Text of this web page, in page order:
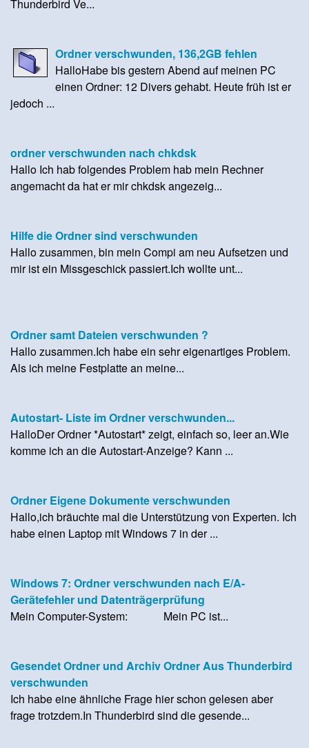
Thunderbird Ve...
Ordner verschwunden, 136,2GB fehlen
HalloHabe bis gestern Abend auf meinen PC
einen Ordner: 12 Divers gehabt. Heute früh ist er
jedoch ...
ordner verschwunden nach chkdsk
Hallo Ich hab folgendes Problem hab mein Rechner
angemacht da hat er mir chkdsk angezeig...
Hilfe die Ordner sind verschwunden
Hallo zusammen, bin mein Compi am neu Aufsetzen und
mir ist ein Missgeschick passiert.Ich wollte unt...
Ordner samt Dateien verschwunden ?
Hallo zusammen.Ich habe ein sehr eigenartiges Problem.
Als ich meine Festplatte an meine...
Autostart- Liste im Ordner verschwunden...
HalloDer Ordner *Autostart* zeigt, einfach so, leer an.Wie
komme ich an die Autostart-Anzeige? Kann ...
Ordner Eigene Dokumente verschwunden
Hallo,ich bräuchte mal die Unterstützung von Experten. Ich
habe einen Laptop mit Windows 7 in der ...
Windows 7: Ordner verschwunden nach E/A-
Gerätefehler und Datenträgerprüfung
Mein Computer-System: Mein PC ist...
Gesendet Ordner und Archiv Ordner Aus Thunderbird
verschwunden
Ich habe eine ähnliche Frage hier schon gelesen aber
frage trotzdem.In Thunderbird sind die gesende...